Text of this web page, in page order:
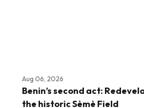
Aug 06, 2026
Benin’s second act:
the historic Sèmè Field